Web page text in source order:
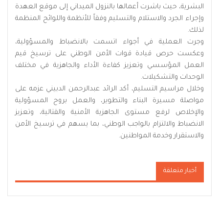
البشرية، حيث باشرت أعمالها بالنزول الميداني إلى موقع العهدة
وإجراء الجرد والاستلام والتسليم وفقاً للأنظمة واللوائح المنظمة
لذلك.
وجرت العملية في أجواء اتسمت بالانضباط والمسؤولية،
وعكست حرص قيادة قوات الأمن الوطني على ترسيخ قيم
العمل المؤسسي وتعزيز كفاءة الأداء والجاهزية في مختلف
الوحدات والتشكيلات.
وخلال مراسيم التسليم، أكد الرائد عبدالرحمن الدبيني عزمه على
مواصلة مسيرة البناء والتطوير، والعمل بروح المسؤولية
والإخلاص لرفع مستوى الجاهزية الأمنية والقتالية، وتعزيز
الانضباط والالتزام بالواجب الوطني، بما يسهم في ترسيخ الأمن
والاستقرار وخدمة المواطنين.
أخبار متعلقة